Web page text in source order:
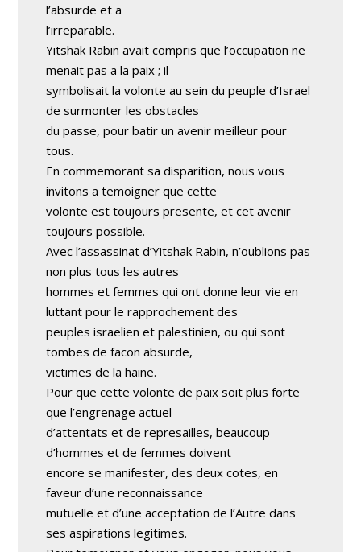
l’absurde et a
l’irreparable.
Yitshak Rabin avait compris que l’occupation ne
menait pas a la paix ; il
symbolisait la volonte au sein du peuple d’Israel
de surmonter les obstacles
du passe, pour batir un avenir meilleur pour
tous.
En commemorant sa disparition, nous vous
invitons a temoigner que cette
volonte est toujours presente, et cet avenir
toujours possible.
Avec l’assassinat d’Yitshak Rabin, n’oublions pas
non plus tous les autres
hommes et femmes qui ont donne leur vie en
luttant pour le rapprochement des
peuples israelien et palestinien, ou qui sont
tombes de facon absurde,
victimes de la haine.
Pour que cette volonte de paix soit plus forte
que l’engrenage actuel
d’attentats et de represailles, beaucoup
d’hommes et de femmes doivent
encore se manifester, des deux cotes, en
faveur d’une reconnaissance
mutuelle et d’une acceptation de l’Autre dans
ses aspirations legitimes.